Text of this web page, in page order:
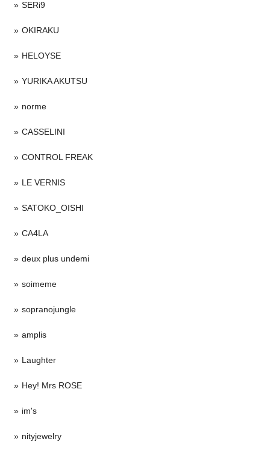
SERi9
OKIRAKU
HELOYSE
YURIKA AKUTSU
norme
CASSELINI
CONTROL FREAK
LE VERNIS
SATOKO_OISHI
CA4LA
deux plus undemi
soimeme
sopranojungle
amplis
Laughter
Hey! Mrs ROSE
im's
nityjewelry